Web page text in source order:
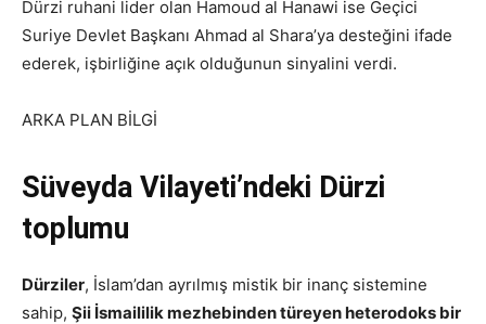
Dürzi ruhani lider olan Hamoud al Hanawi ise Geçici
Suriye Devlet Başkanı Ahmad al Shara’ya desteğini ifade
ederek, işbirliğine açık olduğunun sinyalini verdi.
ARKA PLAN BİLGİ
Süveyda Vilayeti’ndeki Dürzi
toplumu
Dürziler, İslam’dan ayrılmış mistik bir inanç sistemine
sahip, Şii İsmaililik mezhebinden türeyen heterodoks bir